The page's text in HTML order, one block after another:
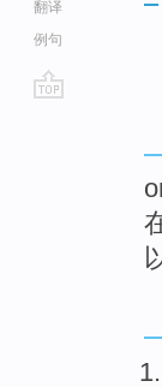
翻译
例句